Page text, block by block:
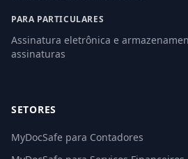
PARA PARTICULARES
Assinatura eletrônica e
assinaturas
SETORES
MyDocSafe para Contadores